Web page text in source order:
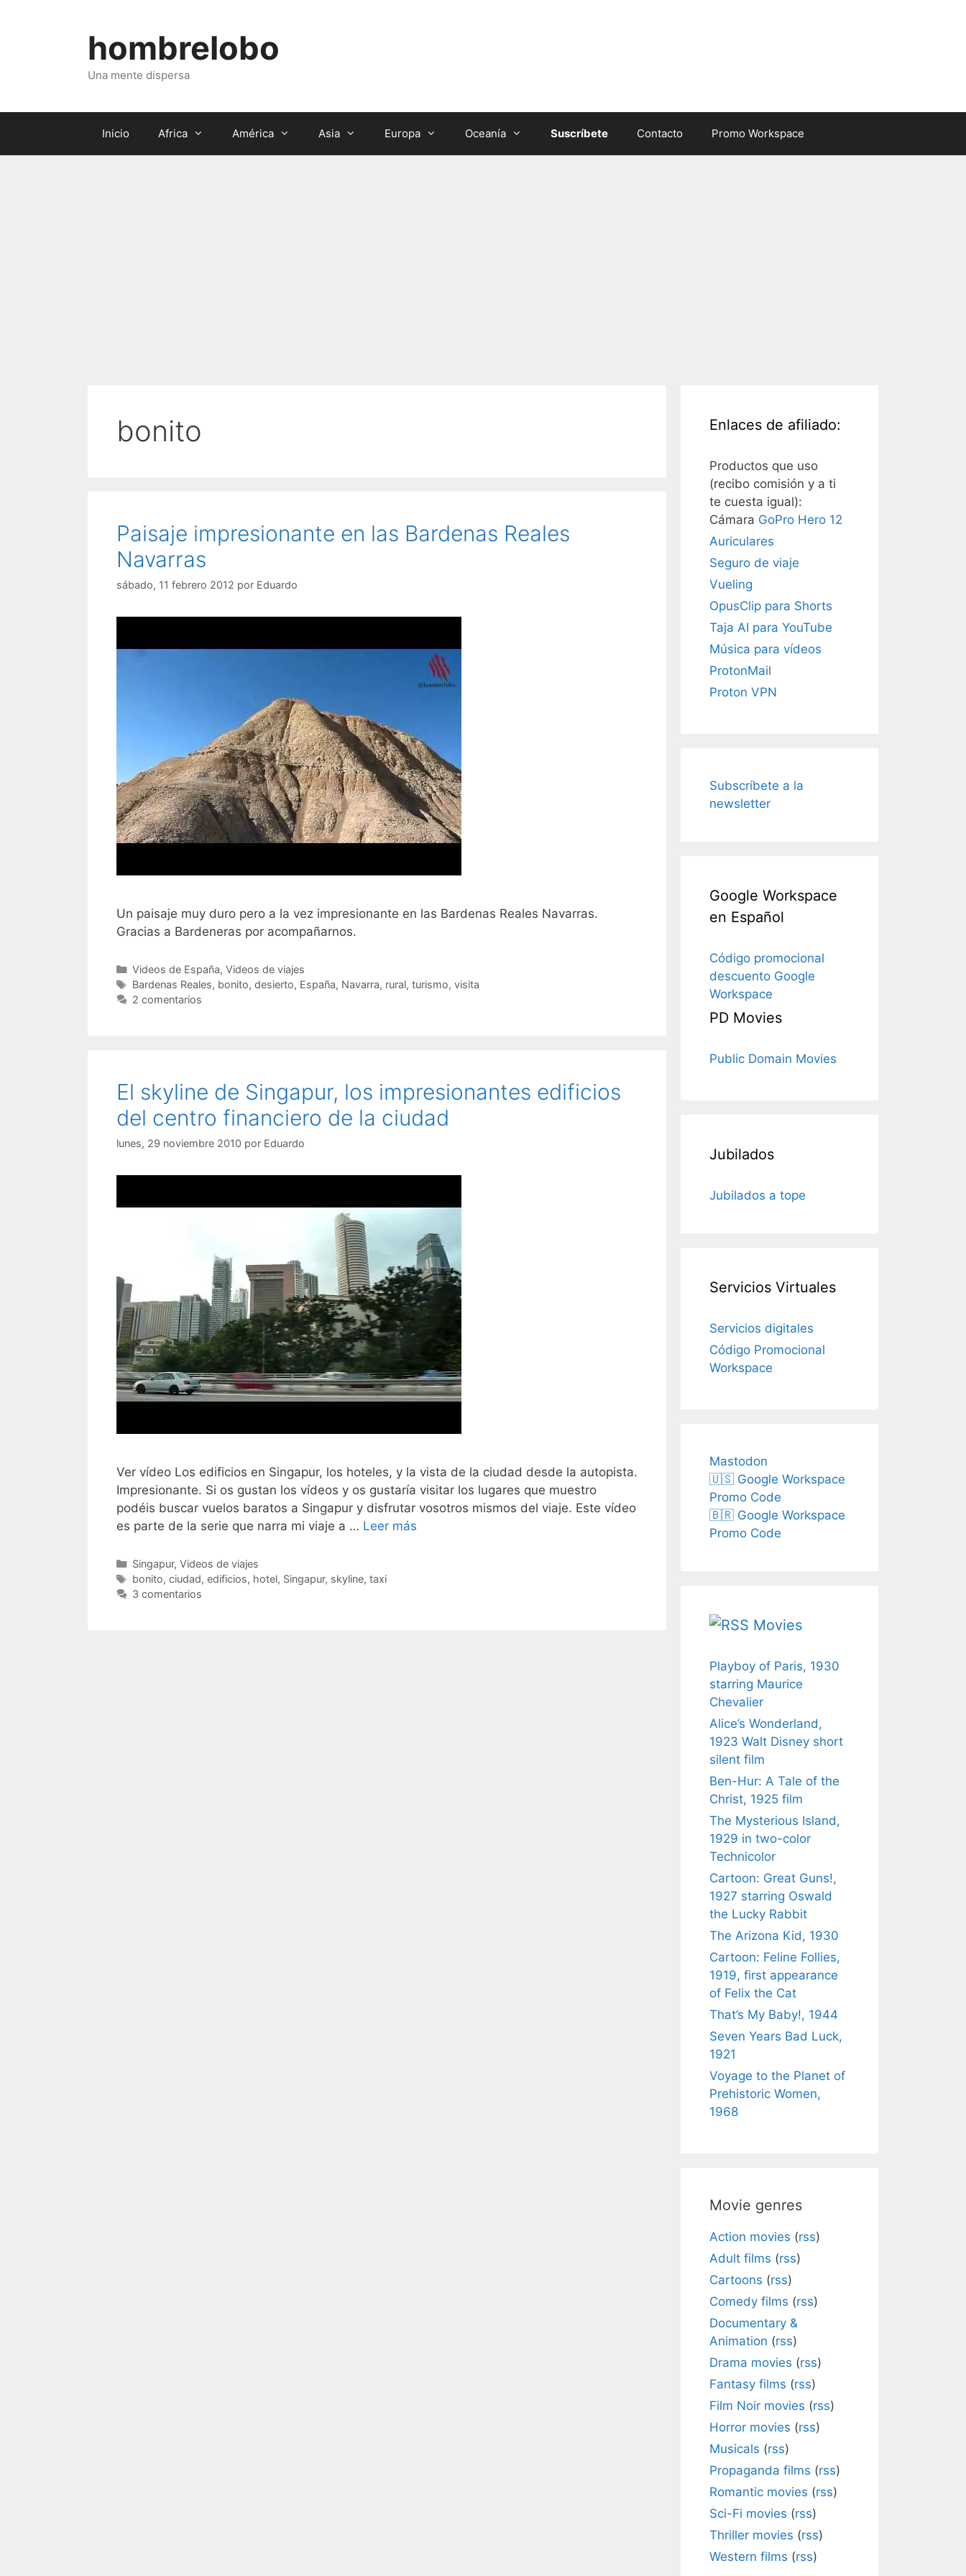
hombrelobo
Una mente dispersa
Inicio Africa América Asia Europa Oceanía Suscríbete Contacto Promo Workspace
bonito
Paisaje impresionante en las Bardenas Reales
Navarras
sábado, 11 febrero 2012 por Eduardo
Un paisaje muy duro pero a la vez impresionante en las Bardenas Reales Navarras.
Gracias a Bardeneras por acompañarnos.
Categorías
Videos de España, Videos de viajes
Etiquetas
Bardenas Reales, bonito, desierto, España, Navarra, rural, turismo, visita
2 comentarios
El skyline de Singapur, los impresionantes edificios
del centro financiero de la ciudad
lunes, 29 noviembre 2010 por Eduardo
Ver vídeo Los edificios en Singapur, los hoteles, y la vista de la ciudad desde la autopista.
Impresionante. Si os gustan los vídeos y os gustaría visitar los lugares que muestro
podéis buscar vuelos baratos a Singapur y disfrutar vosotros mismos del viaje. Este vídeo
es parte de la serie que narra mi viaje a … Leer más
Categorías
Singapur, Videos de viajes
Etiquetas
bonito, ciudad, edificios, hotel, Singapur, skyline, taxi
3 comentarios
Enlaces de afiliado:
Productos que uso
(recibo comisión y a ti
te cuesta igual):
Cámara GoPro Hero 12
Auriculares
Seguro de viaje
Vueling
OpusClip para Shorts
Taja AI para YouTube
Música para vídeos
ProtonMail
Proton VPN
Subscríbete a la
newsletter
Google Workspace
en Español
Código promocional
descuento Google
Workspace
PD Movies
Public Domain Movies
Jubilados
Jubilados a tope
Servicios Virtuales
Servicios digitales
Código Promocional
Workspace
Mastodon
🇺🇸 Google Workspace
Promo Code
🇧🇷 Google Workspace
Promo Code
Movies
Playboy of Paris, 1930
starring Maurice
Chevalier
Alice’s Wonderland,
1923 Walt Disney short
silent film
Ben-Hur: A Tale of the
Christ, 1925 film
The Mysterious Island,
1929 in two-color
Technicolor
Cartoon: Great Guns!,
1927 starring Oswald
the Lucky Rabbit
The Arizona Kid, 1930
Cartoon: Feline Follies,
1919, first appearance
of Felix the Cat
That’s My Baby!, 1944
Seven Years Bad Luck,
1921
Voyage to the Planet of
Prehistoric Women,
1968
Movie genres
Action movies (rss)
Adult films (rss)
Cartoons (rss)
Comedy films (rss)
Documentary &
Animation (rss)
Drama movies (rss)
Fantasy films (rss)
Film Noir movies (rss)
Horror movies (rss)
Musicals (rss)
Propaganda films (rss)
Romantic movies (rss)
Sci-Fi movies (rss)
Thriller movies (rss)
Western films (rss)